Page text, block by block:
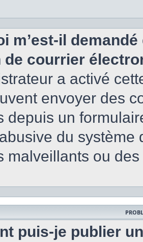
m’est-il
de courrier
a activé
envoyer des
depuis un
du
malveillants ou
puis-je publier